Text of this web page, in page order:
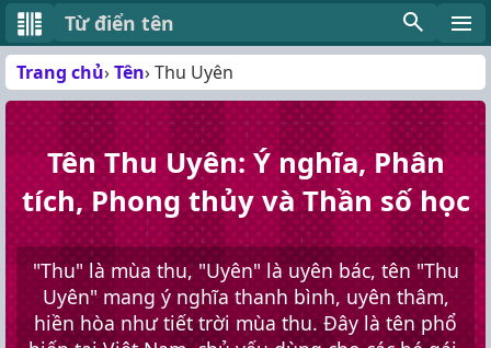
Từ điển tên
Trang chủ Tên Thu Uyên
Tên Thu Uyên: Ý nghĩa, Phân
tích, Phong thủy và Thần số học
"Thu" là mùa thu, "Uyên" là uyên bác, tên "Thu
Uyên" mang ý nghĩa thanh bình, uyên thâm,
hiền hòa như tiết trời mùa thu. Đây là tên phổ